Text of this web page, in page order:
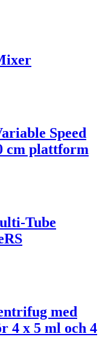
Speed
cm plattform
Tube
med
4 x 5 ml och 4